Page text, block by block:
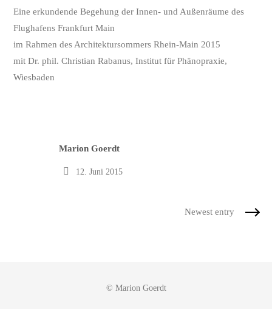
Eine erkundende Begehung der Innen- und Außenräume des
Flughafens Frankfurt Main
im Rahmen des Architektursommers Rhein-Main 2015
mit Dr. phil. Christian Rabanus, Institut für Phänopraxie,
Wiesbaden
Author
Marion Goerdt
12. Juni 2015
Newest entry
© Marion Goerdt